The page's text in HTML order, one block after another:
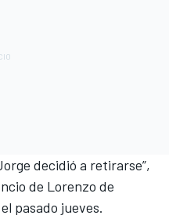
decidió a retirarse”,
de Lorenzo de
pasado jueves.